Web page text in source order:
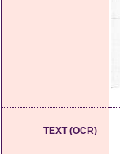
TEXT (OCR)